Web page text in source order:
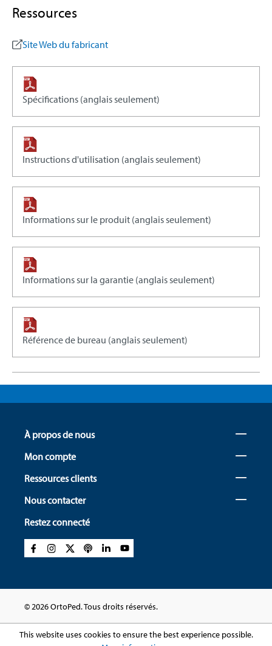
Ressources
Site Web du fabricant
Spécifications (anglais seulement)
Instructions d'utilisation (anglais seulement)
Informations sur le produit (anglais seulement)
Informations sur la garantie (anglais seulement)
Référence de bureau (anglais seulement)
À propos de nous
Mon compte
Ressources clients
Nous contacter
Restez connecté
© 2026 OrtoPed. Tous droits réservés.
This website uses cookies to ensure the best experience possible.